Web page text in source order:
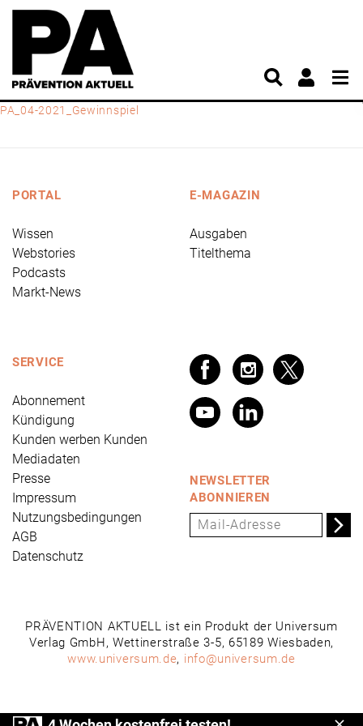
PA_04-2021_Gewinnspiel
PORTAL
Wissen
Webstories
Podcasts
Markt-News
E-MAGAZIN
Ausgaben
Titelthema
SERVICE
Abonnement
Kündigung
Kunden werben Kunden
Mediadaten
Presse
Impressum
Nutzungsbedingungen
AGB
Datenschutz
NEWSLETTER
ABONNIEREN
PRÄVENTION AKTUELL ist ein Produkt der Universum
Verlag GmbH, Wettinerstraße 3-5, 65189 Wiesbaden,
www.universum.de, info@universum.de